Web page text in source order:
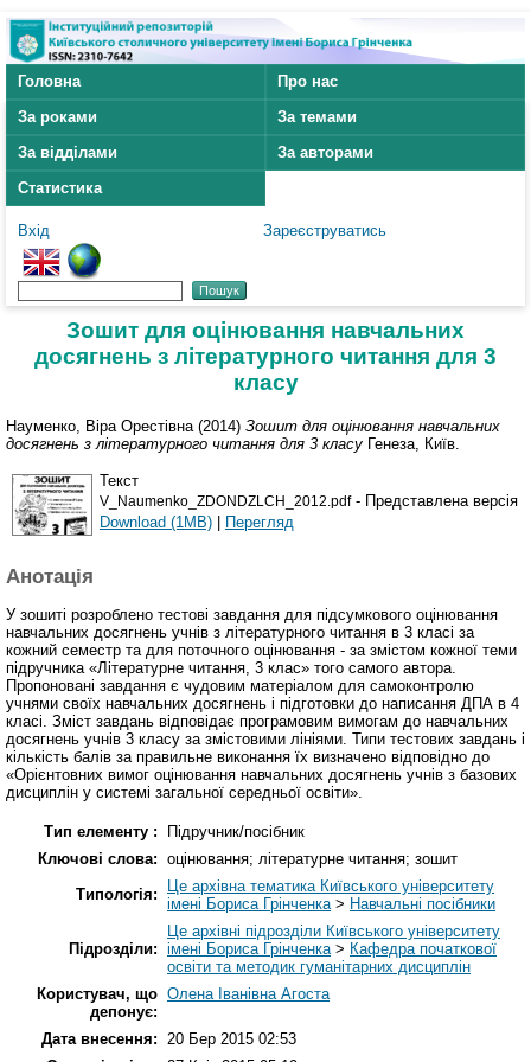
Головна
Про нас
За роками
За темами
За відділами
За авторами
Статистика
Вхід Зареєструватись
Зошит для оцінювання навчальних
досягнень з літературного читання для 3
класу
Науменко, Віра Орестівна (2014) Зошит для оцінювання навчальних
досягнень з літературного читання для 3 класу Генеза, Київ.
Текст
V_Naumenko_ZDONDZLCH_2012.pdf- Представлена версія
Download (1MB) | Перегляд
Анотація
У зошиті розроблено тестові завдання для підсумкового оцінювання
навчальних досягнень учнів з літературного читання в 3 класі за
кожний семестр та для поточного оцінювання - за змістом кожної теми
підручника «Літературне читання, 3 клас» того самого автора.
Пропоновані завдання є чудовим матеріалом для самоконтролю
учнями своїх навчальних досягнень і підготовки до написання ДПА в 4
класі. Зміст завдань відповідає програмовим вимогам до навчальних
досягнень учнів 3 класу за змістовими лініями. Типи тестових завдань і
кількість балів за правильне виконання їх визначено відповідно до
«Орієнтовних вимог оцінювання навчальних досягнень учнів з базових
дисциплін у системі загальної середньої освіти».
Тип елементу :
Підручник/посібник
Ключові слова: оцінювання; літературне читання; зошит
Типологія:
Це архівна тематика Київського університету
імені Бориса Грінченка> Навчальні посібники
Підрозділи:
Це архівні підрозділи Київського університету
імені Бориса Грінченка> Кафедра початкової
освіти та методик гуманітарних дисциплін
Користувач, що
депонує:
Олена Іванівна Агоста
Дата внесення: 20 Бер 2015 02:53